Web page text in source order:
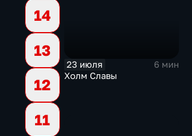
14
13
12
11
23 июля
6 мин
Холм Славы